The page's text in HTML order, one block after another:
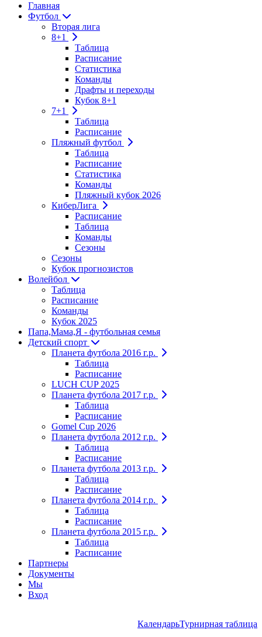
Главная
Футбол
Вторая лига
8+1
Таблица
Расписание
Статистика
Команды
Драфты и переходы
Кубок 8+1
7+1
Таблица
Расписание
Пляжный футбол
Таблица
Расписание
Статистика
Команды
Пляжный кубок 2026
КиберЛига
Расписание
Таблица
Команды
Сезоны
Сезоны
Кубок прогнозистов
Волейбол
Таблица
Расписание
Команды
Кубок 2025
Папа,Мама,Я - футбольная семья
Детский спорт
Планета футбола 2016 г.р.
Таблица
Расписание
LUCH CUP 2025
Планета футбола 2017 г.р.
Таблица
Расписание
Gomel Cup 2026
Планета футбола 2012 г.р.
Таблица
Расписание
Планета футбола 2013 г.р.
Таблица
Расписание
Планета футбола 2014 г.р.
Таблица
Расписание
Планета футбола 2015 г.р.
Таблица
Расписание
Партнеры
Документы
Мы
Вход
КалендарьТурнирная таблица